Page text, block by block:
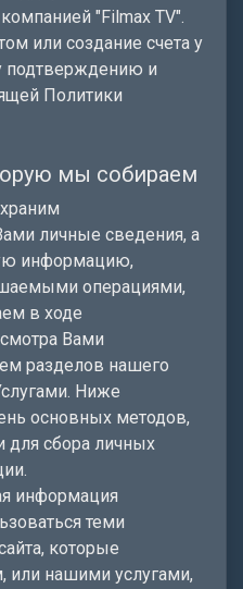
"Filmax TV".
или создание счета у
подтверждению и
Политики
мы собираем
личные сведения, а
информацию,
операциями,
в ходе
Вами
разделов нашего
Ниже
основных методов,
для сбора личных
информация
теми
которые
нашими услугами,